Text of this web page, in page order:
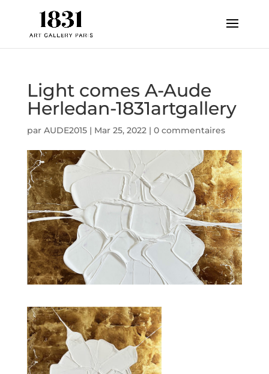
Light comes A-Aude
Herledan-1831artgallery
par AUDE2015| Mar 25, 2022| 0 commentaires